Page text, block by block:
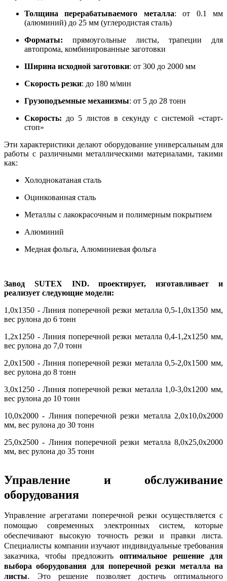
Толщина перерабатываемого металла: от 0.1 мм
(алюминий) до 25 мм (углеродистая сталь)
Форматы: прямоугольные листы, трапеции для
автопрома, комбинированные заготовки
Ширина исходной заготовки: от 300 до 2000 мм
Скорость резки: до 180 м/мин
Грузоподъемные механизмы: от 5 до 28 тонн
Скорость: до 5 листов в секунду с системой «старт-
стоп»
Эти характеристики делают оборудование универсальным для
работы с различными металлическими материалами, такими
как:
Холоднокатаная сталь
Оцинкованная сталь
Металлы с лакокрасочным и полимерным покрытием
Алюминий
Медная фольга, Алюминиевая фольга
Завод SUTEX IND. проектирует, изготавливает и
реализует следующие модели:
1,0x1350 - Линия поперечной резки металла 0,5-1,0х1350 мм,
вес рулона до 6 тонн
1,2x1250 - Линия поперечной резки металла 0,4-1,2х1250 мм,
вес рулона до 7,0 тонн
2,0x1500 - Линия поперечной резки металла 0,5-2,0х1500 мм,
вес рулона до 8 тонн
3,0x1250 - Линия поперечной резки металла 1,0-3,0х1200 мм,
вес рулона до 10 тонн
10,0x2000 - Линия поперечной резки металла 2,0х10,0х2000
мм, вес рулона до 30 тонн
25,0x2500 - Линия поперечной резки металла 8,0х25,0х2000
мм, вес рулона до 35 тонн
Управление и обслуживание
оборудования
Управление агрегатами поперечной резки осуществляется с
помощью современных электронных систем, которые
обеспечивают высокую точность резки и правки листа.
Специалисты компании изучают индивидуальные требования
заказчика, чтобы предложить оптимальное решение для
выбора оборудования для поперечной резки металла на
листы. Это решение позволяет достичь оптимального